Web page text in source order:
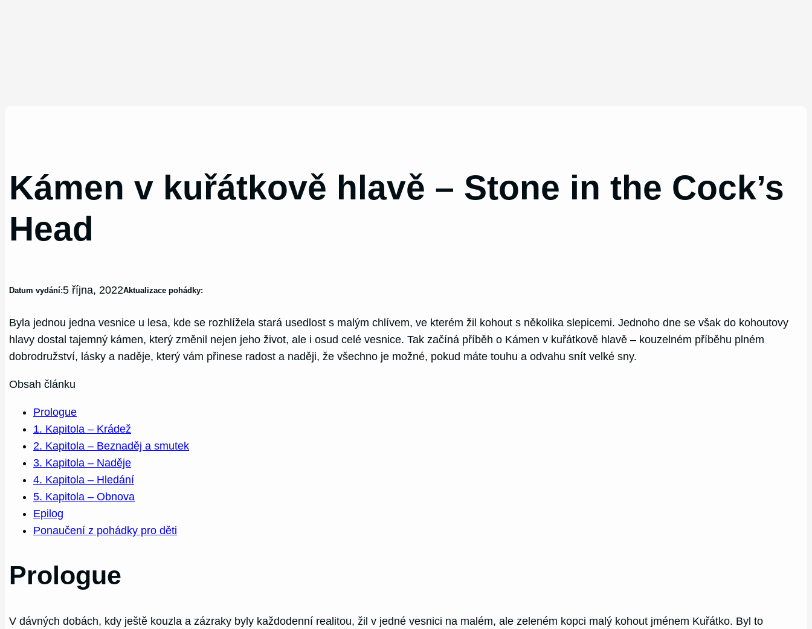
Kámen v kuřátkově hlavě – Stone in the Cock’s
Head
Datum vydání:5 října, 2022Aktualizace pohádky:
Byla jednou jedna vesnice u lesa, kde se rozhlížela stará usedlost s malým chlívem, ve kterém žil kohout s několika slepicemi. Jednoho dne se však do kohoutovy
hlavy dostal tajemný kámen, který změnil nejen jeho život, ale i osud celé vesnice. Tak začíná příběh o Kámen v kuřátkově hlavě – kouzelném příběhu plném
dobrodružství, lásky a naděje, který vám přinese radost a naději, že všechno je možné, pokud máte touhu a odvahu snít velké sny.
Obsah článku
Prologue
1. Kapitola – Krádež
2. Kapitola – Beznaděj a smutek
3. Kapitola – Naděje
4. Kapitola – Hledání
5. Kapitola – Obnova
Epilog
Ponaučení z pohádky pro děti
Prologue
V dávných dobách, kdy ještě kouzla a zázraky byly každodenní realitou, žil v jedné vesnici na malém, ale zeleném kopci malý kohout jménem Kuřátko. Byl to